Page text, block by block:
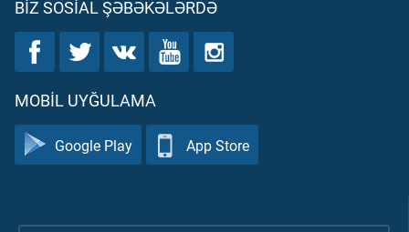
BIZ SOSIAL ŞƏBƏKƏLƏRDƏ
MOBIL UYĞULAMA
Google Play App Store